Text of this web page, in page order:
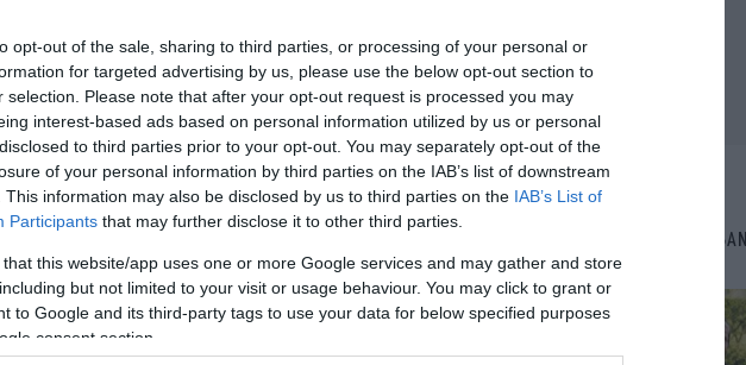
opt-out of the sale, sharing to third parties, or processing of your personal or
for targeted advertising by us, please use the below opt-out section to
selection. Please note that after your opt-out request is processed you may
interest-based ads based on personal information utilized by us or personal
to third parties prior to your opt-out. You may separately opt-out of the
of your personal information by third parties on the IAB’s list of downstream
This information may also be disclosed by us to third parties on the IAB’s List of
Participants that may further disclose it to other third parties.
that this website/app uses one or more Google services and may gather and store
but not limited to your visit or usage behaviour. You may click to grant or
to Google and its third-party tags to use your data for below specified purposes
consent section.
használatában, amivel az emberek spórolhatnak a saját
NÉPI NAPTÁR NYOMÁBAN